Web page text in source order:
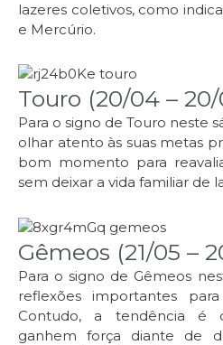
lazeres coletivos, como
e Mercúrio.
Touro (20/04 – 20/
Para o signo de Touro neste
olhar atento às suas metas
bom momento para
sem deixar a vida familiar de
Gêmeos (21/05 –
Para o signo de Gêmeos
reflexões importantes
Contudo, a tendência é
ganhem força diante de